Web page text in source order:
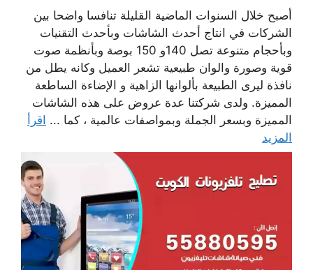
أصبح خلال السنوات الماضية القليلة تنافسا واضحا بين
الشركات في انتاج أحدث الشاشات وبأحدث التقنيات
وبأحجام متنوعة تصل 140و 150 بوصة وبأنظمة صوت
قوية وصورة والوان طبيعية تشعر العميل وكانه يطل من
نافذة ليرى الطبيعة بألوانها الزاهية و الإضاءة الساطعة
المميزة. ولدى شركتنا عدة عروض على هذه الشاشات
المميزة وبسعر الجملة وبمواصفات عالمية ، كما ... اقرأ
المزيد